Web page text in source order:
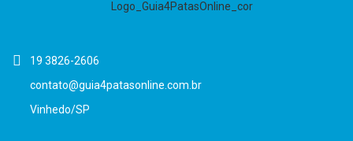
19 3826-2606
contato@guia4patasonline.com.br
Vinhedo/SP